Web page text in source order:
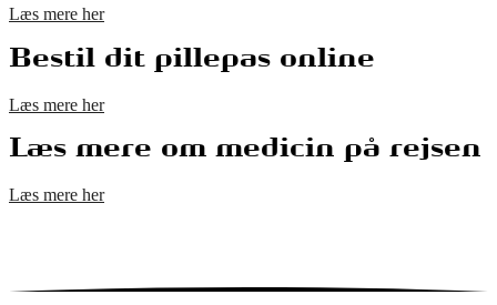
Læs mere her
Bestil dit pillepas online
Læs mere her
Læs mere om medicin på rejsen
Læs mere her